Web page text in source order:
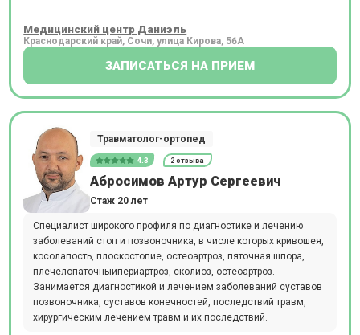
Медицинский центр Даниэль
Краснодарский край, Сочи, улица Кирова, 56А
ЗАПИСАТЬСЯ НА ПРИЕМ
Травматолог-ортопед
4.3 2 отзыва
Абросимов Артур Сергеевич
Стаж 20 лет
Специалист широкого профиля по диагностике и лечению
заболеваний стоп и позвоночника, в числе которых кривошея,
косолапость, плоскостопие, остеоартроз, пяточная шпора,
плечелопаточныйпериартроз, сколиоз, остеоартроз.
Занимается диагностикой и лечением заболеваний суставов
позвоночника, суставов конечностей, последствий травм,
хирургическим лечением травм и их последствий.